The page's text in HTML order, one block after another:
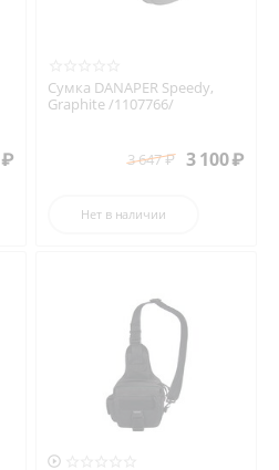
₽
Сумка DANAPER Speedy,
Graphite /1107766/
3 647₽ 3 100₽
Нет в наличии
